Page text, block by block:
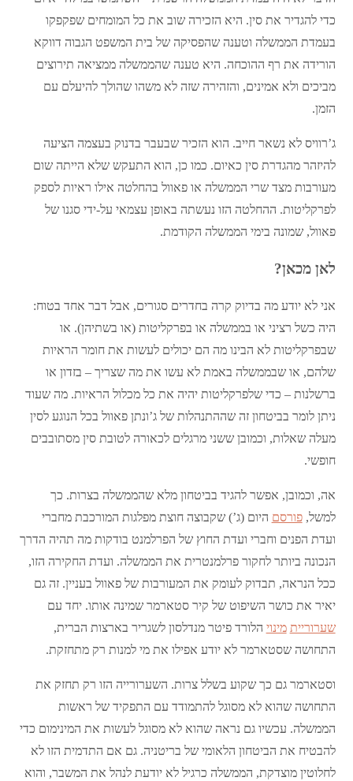
כדי להגדיר את סין. היא הזכירה שוב את כל המומחים שפקפקו
בעמדת הממשלה וטענה שהפסיקה של בית המשפט הגבוה דווקא
הורידה את רף ההוכחה. היא טענה שהממשלה ממציאה תירוצים
מביכים ולא אמינים, והזהירה שזה לא משהו שהולך להיעלם עם
הזמן.
ג’רוויס לא נשאר חייב. הוא הזכיר שבעבר בדנוק בעצמה הציעה
להיזהר מהגדרת סין כאיום. כמו כן, הוא התעקש שלא הייתה שום
מעורבות מצד שרי הממשלה או פאוול בהחלטה אילו ראיות לספק
לפרקליטות. ההחלטה הזו נעשתה באופן עצמאי על-ידי סגנו של
פאוול, שמונה בימי הממשלה הקודמת.
לאן מכאן?
אני לא יודע מה בדיוק קרה בחדרים סגורים, אבל דבר אחד בטוח:
היה כשל רציני או בממשלה או בפרקליטות (או בשתיהן). או
שבפרקליטות לא הבינו מה הם יכולים לעשות את חומר הראיות
שלהם, או שבממשלה באמת לא עשו את מה שצריך – בזדון או
ברשלנות – כדי שלפרקליטות יהיה את כל מכלול הראיות. מה שעוד
ניתן לומר בביטחון זה שההתנהלות של ג’ונתן פאוול בכל הנוגע לסין
מעלה שאלות, וכמובן ששני מרגלים לכאורה לטובת סין מסתובבים
חופשי.
אה, וכמובן, אפשר להגיד בביטחון מלא שהממשלה בצרות. כך
למשל,פורסם היום (ג’) שקבוצה חוצת מפלגות המורכבת מחברי
ועדת הפנים וחברי ועדת החוץ של הפרלמנט בודקות מה תהיה הדרך
הנכונה ביותר לחקור פרלמנטרית את הממשלה. ועדת החקירה הזו,
ככל הנראה, תבדוק לעומק את המעורבות של פאוול בעניין. זה גם
יאיר את כושר השיפוט של קיר סטארמר שמינה אותו. יחד עם
שערוריית מינוי הלורד פיטר מנדלסון לשגריר בארצות הברית,
התחושה שסטארמר לא יודע אפילו את מי למנות רק מתחזקת.
וסטארמר גם כך שקוע בשלל צרות. השערורייה הזו רק תחזק את
התחושה שהוא לא מסוגל להתמודד עם התפקיד של ראשות
הממשלה. עכשיו גם נראה שהוא לא מסוגל לעשות את המינימום כדי
להבטיח את הביטחון הלאומי של בריטניה. גם אם התדמית הזו לא
לחלוטין מוצדקת, הממשלה כרגיל לא יודעת לנהל את המשבר, והוא